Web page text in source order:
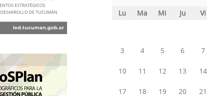
Lu Ma Mi Ju Vi
3 4 5 6 7
10 11 12 13 14
17 18 19 20 21